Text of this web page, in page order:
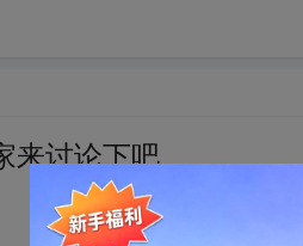
来讨论下吧